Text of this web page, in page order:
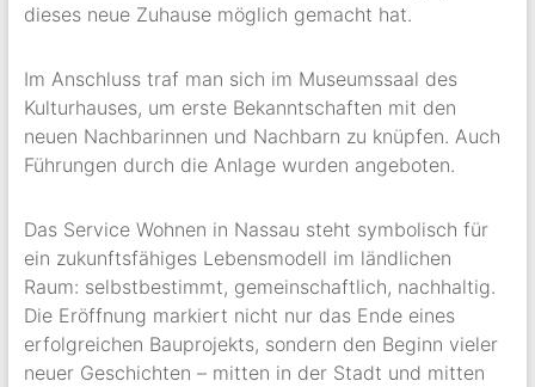
dieses neue Zuhause möglich gemacht hat.
Im Anschluss traf man sich im Museumssaal des
Kulturhauses, um erste Bekanntschaften mit den
neuen Nachbarinnen und Nachbarn zu knüpfen. Auch
Führungen durch die Anlage wurden angeboten.
Das Service Wohnen in Nassau steht symbolisch für
ein zukunftsfähiges Lebensmodell im ländlichen
Raum: selbstbestimmt, gemeinschaftlich, nachhaltig.
Die Eröffnung markiert nicht nur das Ende eines
erfolgreichen Bauprojekts, sondern den Beginn vieler
neuer Geschichten – mitten in der Stadt und mitten